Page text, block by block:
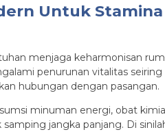
Untuk
menjaga keharmonisan
penurunan vitalitas
hubungan dengan pasangan.
minuman energi, obat
jangka panjang. Di